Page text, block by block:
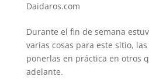
Daidaros.com
Durante el fin de semana
varias cosas para este sitio,
ponerlas en práctica en otros
adelante.